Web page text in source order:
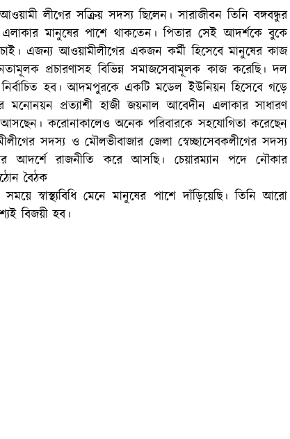
লীগের সক্রিয় সদস্য ছিলেন। সারাজীবন তিনি বঙ্গবন্ধুর
মানুষের পাশে থাকতেন। পিতার সেই আদর্শকে বুকে
এজন্য আওয়ামীলীগের একজন কর্মী হিসেবে মানুষের কাজ
প্রচারণাসহ বিভিন্ন সমাজসেবামূলক কাজ করেছি। দল
হব। আদমপুরকে একটি মডেল ইউনিয়ন হিসেবে গড়ে
প্রত্যাশী হাজী জয়নাল আবেদীন এলাকার সাধারণ
আসছেন। করোনাকালেও অনেক পরিবারকে সহযোগিতা করেছেন
সদস্য ও মৌলভীবাজার জেলা স্বেচ্ছাসেবকলীগের সদস্য
আদর্শে রাজনীতি করে আসছি। চেয়ারম্যান পদে নৌকার
বৈঠক
স্বাস্থ্যবিধি মেনে মানুষের পাশে দাঁড়িয়েছি। তিনি আরো
বিজয়ী হব।